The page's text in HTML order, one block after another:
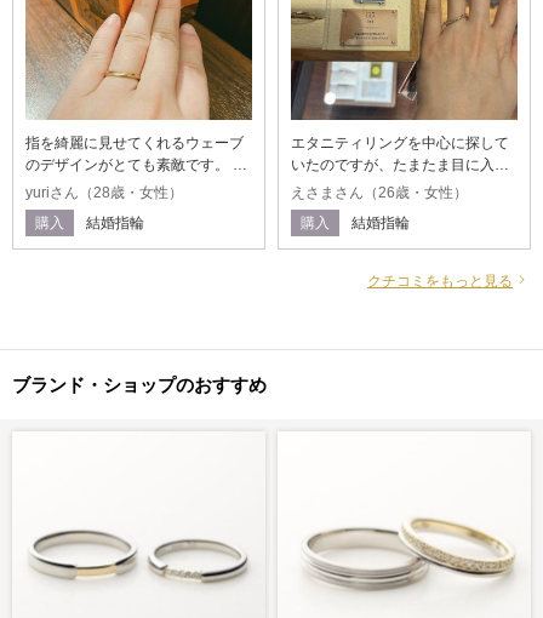
指を綺麗に見せてくれるウェーブ
のデザインがとても素敵です。 万
人の指にマッチするデザインだと
思います！ マット加工とツヤ加工
がミックスされているのもお気に
入りです。 指輪をひっくり返せば
yuriさん（28歳・女性）
購入
結婚指輪
エタニティリングを中心に探して
いたのですが、たまたま目に入っ
たこの指輪がとても可愛かったの
で試着したら気に入りました。ウ
ェーブだけどダイヤモンドがたく
さん入っていて、他の指輪とはち
ょっと変わった感じでとても良か
えさまさん（26歳・女性）
購入
結婚指輪
クチコミをもっと見る
ブランド・ショップのおすすめ